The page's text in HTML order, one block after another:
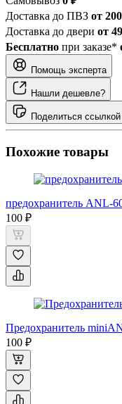
Доставка до ПВЗ от
Доставка до двери от
Бесплатно при заказе*
Помощь эксперта
Нашли дешевле?
Поделиться ссылкой
Похожие товары
предохранитель ANL-
100 ₽
Предохранитель
100 ₽